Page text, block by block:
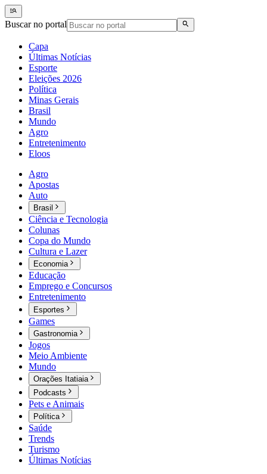
Buscar no portal
Capa
Últimas Notícias
Esporte
Eleições 2026
Política
Minas Gerais
Brasil
Mundo
Agro
Entretenimento
Eloos
Agro
Apostas
Auto
Brasil
Ciência e Tecnologia
Colunas
Copa do Mundo
Cultura e Lazer
Economia
Educação
Emprego e Concursos
Entretenimento
Esportes
Games
Gastronomia
Jogos
Meio Ambiente
Mundo
Orações Itatiaia
Podcasts
Pets e Animais
Política
Saúde
Trends
Turismo
Últimas Notícias